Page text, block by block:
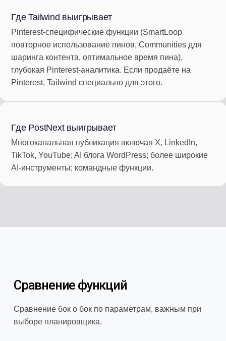
Где Tailwind выигрывает
Pinterest-специфические функции (SmartLoop
повторное использование пинов, Communities для
шаринга контента, оптимальное время пина),
глубокая Pinterest-аналитика. Если продаёте на
Pinterest, Tailwind специально для этого.
Где PostNext выигрывает
Многоканальная публикация включая X, LinkedIn,
TikTok, YouTube; AI блога WordPress; более широкие
AI-инструменты; командные функции.
Сравнение функций
Сравнение бок о бок по параметрам, важным при
выборе планировщика.